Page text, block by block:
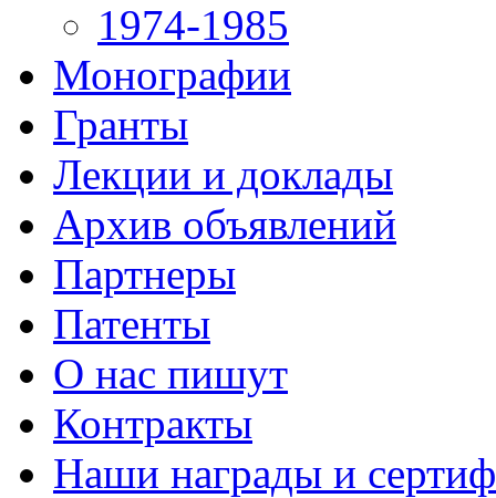
1974-1985
Монографии
Гранты
Лекции и доклады
Архив объявлений
Партнеры
Патенты
О нас пишут
Контракты
Наши награды и